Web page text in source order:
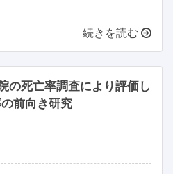
続きを読む
の死亡率調査により評価し
前向き研究